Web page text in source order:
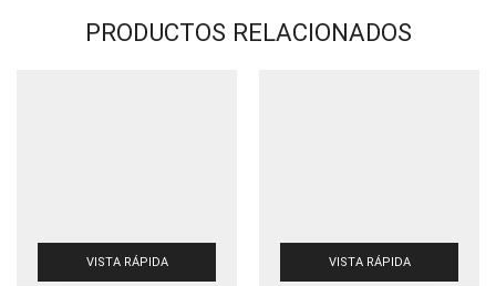
PRODUCTOS RELACIONADOS
VISTA RÁPIDA VISTA RÁPIDA